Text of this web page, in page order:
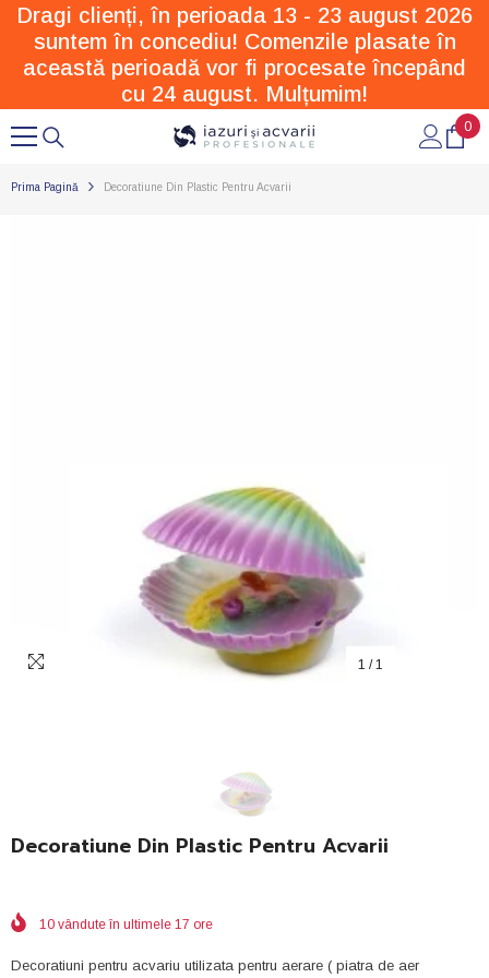
SARI LA CONȚINUT
Dragi clienți, în perioada 13 - 23 august 2026
suntem în concediu! Comenzile plasate în
această perioadă vor fi procesate începând
cu 24 august. Mulțumim!
0
0
Prima Pagină Decoratiune Din Plastic Pentru Acvarii
1 / 1
Decoratiune Din Plastic Pentru Acvarii
10 vândute în ultimele 17 ore
Decoratiuni pentru acvariu utilizata pentru aerare ( piatra de aer